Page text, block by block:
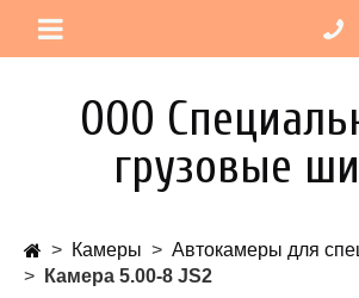
ООО
грузовые
Камеры
Автокамеры для
Камера 5.00-8 JS2